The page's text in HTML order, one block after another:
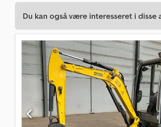
Du kan også være interesseret i disse